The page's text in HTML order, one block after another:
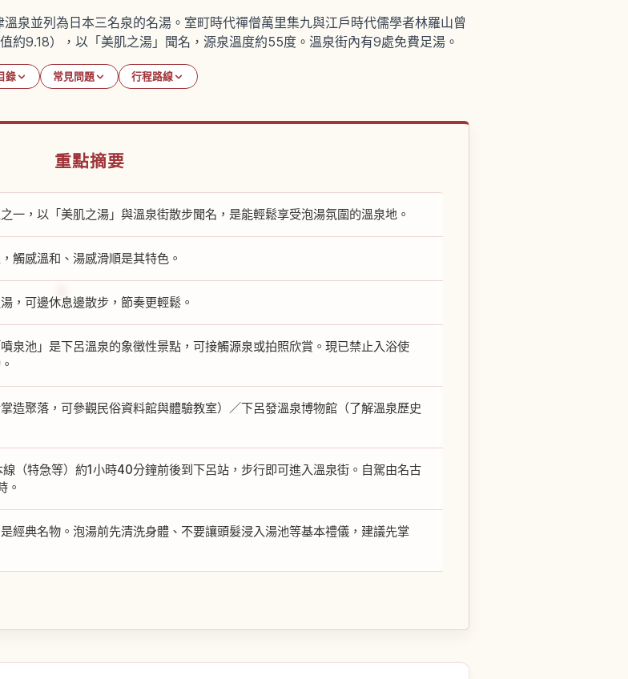
泉並列為日本三名泉的名湯。室町時代禪僧萬里集九與江戶時代儒學者林羅山曾
約9.18），以「美肌之湯」聞名，源泉溫度約55度。溫泉街內有9處免費足湯。
錄 常見問題 行程路線
重點摘要
一，以「美肌之湯」與溫泉街散步聞名，是能輕鬆享受泡湯氛圍的溫泉地。
觸感溫和、湯感滑順是其特色。
，可邊休息邊散步，節奏更輕鬆。
泉池」是下呂溫泉的象徵性景點，可接觸源泉或拍照欣賞。現已禁止入浴使
造聚落，可參觀民俗資料館與體驗教室）／下呂發溫泉博物館（了解溫泉歷史
（特急等）約1小時40分鐘前後到下呂站，步行即可進入溫泉街。自駕由名古
。
經典名物。泡湯前先清洗身體、不要讓頭髮浸入湯池等基本禮儀，建議先掌